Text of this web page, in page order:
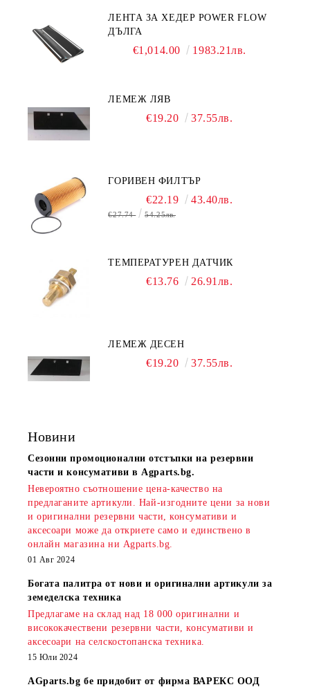
ЛЕНТА ЗА ХЕДЕР POWER FLOW
ДЪЛГА
€1,014.00 1983.21лв.
ЛЕМЕЖ ЛЯВ
€19.20 37.55лв.
ГОРИВЕН ФИЛТЪР
€22.19 43.40лв.
€27.74 54.25лв.
ТЕМПЕРАТУРЕН ДАТЧИК
€13.76 26.91лв.
ЛЕМЕЖ ДЕСЕН
€19.20 37.55лв.
Новини
Сезонни промоционални отстъпки на резервни
части и консумативи в Agparts.bg.
Невероятно съотношение цена-качество на
предлаганите артикули. Най-изгодните цени за нови
и оригинални резервни части, консумативи и
аксесоари може да откриете само и единствено в
онлайн магазина ни Agparts.bg.
01 Авг 2024
Богата палитра от нови и оригинални артикули за
земеделска техника
Предлагаме на склад над 18 000 оригинални и
висококачествени резервни части, консумативи и
аксесоари на селскостопанска техника.
15 Юли 2024
AGparts.bg бе придобит от фирма ВАРЕКС ООД